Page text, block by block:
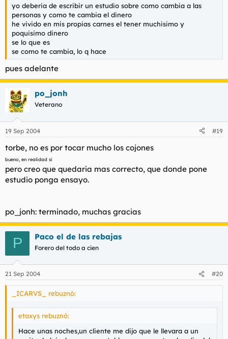
yo deberia de escribir un estudio sobre como cambia a las
personas y como te cambia el dinero
he vivido en mis propias carnes el tener muchisimo y
poquisimo dinero
se lo que es
se como te cambia, lo q hace
pues adelante
po_jonh
Veterano
19 Sep 2004 #19
torbe, no es por tocar mucho los cojones
bueno, en realidad si
pero creo que quedaria mas correcto, que donde pone
estudio ponga ensayo.
po_jonh: terminado, muchas gracias
P Paco el de las rebajas
Forero del todo a cien
21 Sep 2004 #20
_ICARVS_ rebuznó:
etaxys rebuznó:
Hace unas noches,un cliente me dijo que le llevara a un